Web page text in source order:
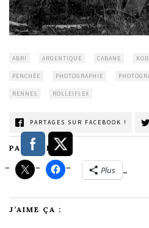
ABRI ARGENTIQUE CABANE
PENCHÉE PHOTOGRAPHIE
RENNES ROLLEIFLEX
PARTAGES SUR FACEBOOK !
PARTAGER :
Plus
J’AIME ÇA :